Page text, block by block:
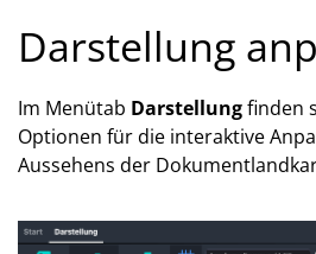
Darstellung
Im Menütab Darstellungfinden
Optionen für die interaktive
Aussehens der